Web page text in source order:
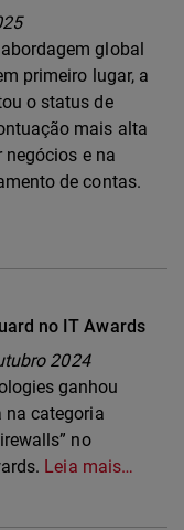
global
primeiro lugar, a
o status de
mais alta
e na
de contas.
no IT Awards
2024
ganhou
na categoria
no
Leia mais…